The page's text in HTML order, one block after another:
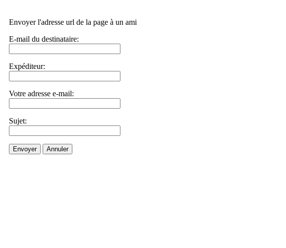
Envoyer l'adresse url de la page à un ami
E-mail du destinataire:
Expéditeur:
Votre adresse e-mail:
Sujet:
Envoyer Annuler